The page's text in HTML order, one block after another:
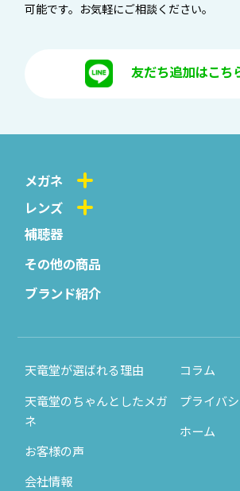
可能です。お気軽にご相談ください。
友だち追加はこち
メガネ
レンズ
補聴器
その他の商品
ブランド紹介
天竜堂が選ばれる理由
天竜堂のちゃんとしたメガ
ネ
お客様の声
会社情報
コラム
プライバ
ホーム